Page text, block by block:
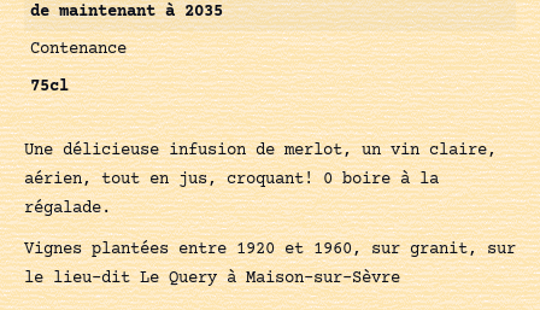
de maintenant à 2035
Contenance
75cl
Une délicieuse infusion de merlot, un vin claire,
aérien, tout en jus, croquant! 0 boire à la
régalade.
Vignes plantées entre 1920 et 1960, sur granit, sur
le lieu-dit Le Query à Maison-sur-Sèvre